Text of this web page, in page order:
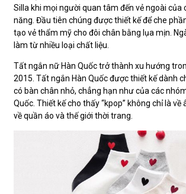
Silla khi mọi người quan tâm đến vẻ ngoài của
năng. Đầu tiên chúng được thiết kế để che
tạo vẻ thẩm mỹ cho đôi chân bằng lụa mịn.
làm từ nhiều loại chất liệu.
Tất ngắn nữ Hàn Quốc trở thành xu hướng
2015. Tất ngắn Hàn Quốc được thiết kế dành
có bàn chân nhỏ, chẳng hạn như của các
Quốc. Thiết kế cho thấy “kpop” không chỉ là về
về quần áo và thế giới thời trang.